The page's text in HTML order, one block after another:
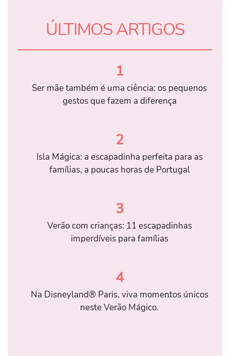
ÚLTIMOS ARTIGOS
1
Ser mãe também é uma ciência: os pequenos
gestos que fazem a diferença
2
Isla Mágica: a escapadinha perfeita para as
famílias, a poucas horas de Portugal
3
Verão com crianças: 11 escapadinhas
imperdíveis para famílias
4
Na Disneyland® Paris, viva momentos únicos
neste Verão Mágico.